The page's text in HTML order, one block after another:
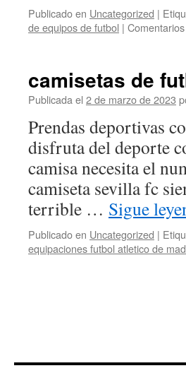
Publicado en Uncategorized |
de equipos de futbol |
camisetas de
Publicada el 2 de marzo de 2023
Prendas deportivas
disfruta del deporte
camisa necesita el
camiseta sevilla fc
terrible … Sigue
Publicado en Uncategorized |
equipaciones futbol atletico de